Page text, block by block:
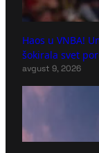
Haos u VNBA!
šokirala svet
avgust 9, 2026